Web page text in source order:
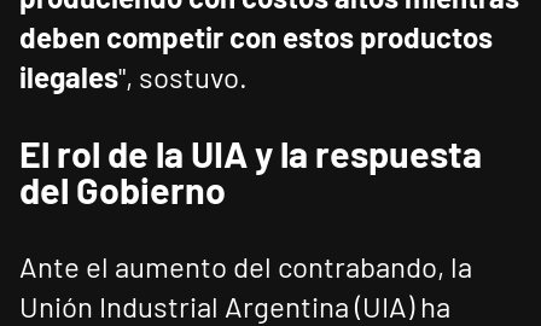
deben competir con estos productos
ilegales", sostuvo.
El rol de la UIA y la respuesta
del Gobierno
Ante el aumento del contrabando, la
Unión Industrial Argentina (UIA) ha